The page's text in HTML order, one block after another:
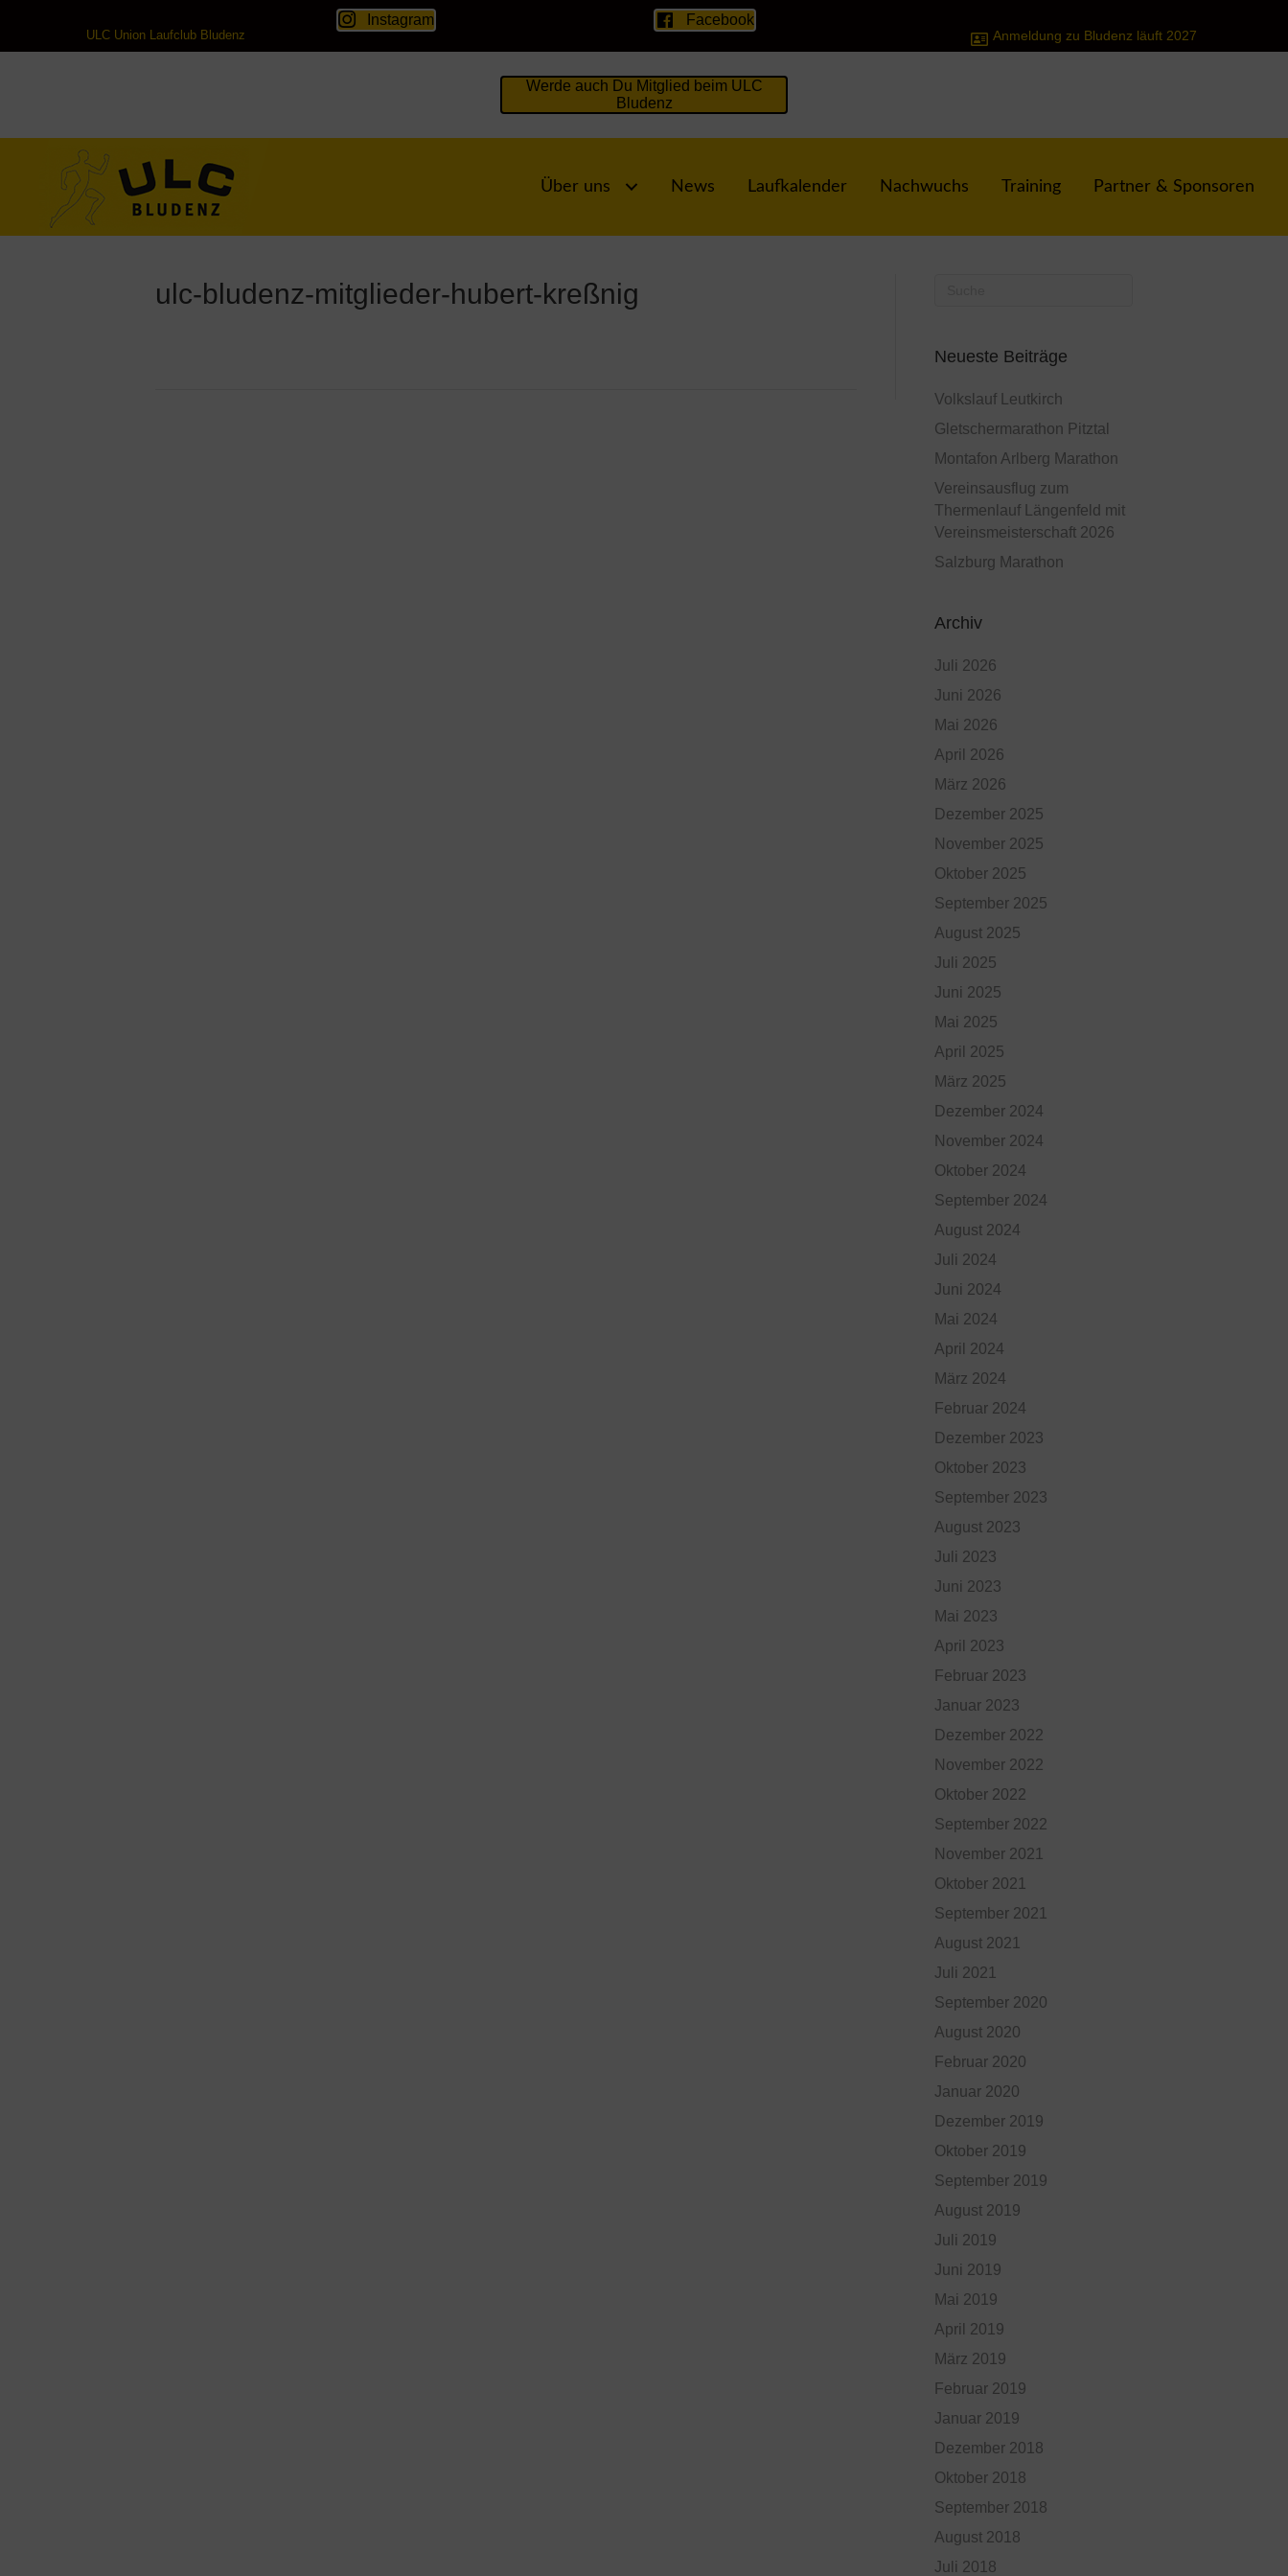
ULC Union Laufclub Bludenz
Instagram Facebook
Anmeldung zu Bludenz läuft 2027
Werde auch Du Mitglied beim ULC
Bludenz
Über uns News Laufkalender Nachwuchs Training Partner & Sponsoren
ulc-bludenz-mitglieder-hubert-kreßnig
Neueste Beiträge
Volkslauf Leutkirch
Gletschermarathon Pitztal
Montafon Arlberg Marathon
Vereinsausflug zum
Thermenlauf Längenfeld mit
Vereinsmeisterschaft 2026
Salzburg Marathon
Archiv
Juli 2026
Juni 2026
Mai 2026
April 2026
März 2026
Dezember 2025
November 2025
Oktober 2025
September 2025
August 2025
Juli 2025
Juni 2025
Mai 2025
April 2025
März 2025
Dezember 2024
November 2024
Oktober 2024
September 2024
August 2024
Juli 2024
Juni 2024
Mai 2024
April 2024
März 2024
Februar 2024
Dezember 2023
Oktober 2023
September 2023
August 2023
Juli 2023
Juni 2023
Mai 2023
April 2023
Februar 2023
Januar 2023
Dezember 2022
November 2022
Oktober 2022
September 2022
November 2021
Oktober 2021
September 2021
August 2021
Juli 2021
September 2020
August 2020
Februar 2020
Januar 2020
Dezember 2019
Oktober 2019
September 2019
August 2019
Juli 2019
Juni 2019
Mai 2019
April 2019
März 2019
Februar 2019
Januar 2019
Dezember 2018
Oktober 2018
September 2018
August 2018
Juli 2018